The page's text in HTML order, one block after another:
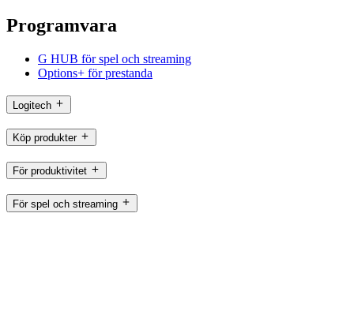
Programvara
G HUB för spel och streaming
Options+ för prestanda
Logitech
Köp produkter
För produktivitet
För spel och streaming